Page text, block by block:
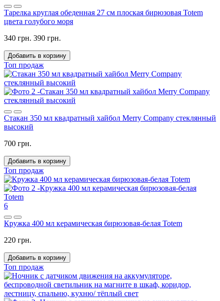
Тарелка круглая обеденная 27 см плоская бирюзовая Totem
цвета голубого моря
340 грн. 390 грн.
Добавить в корзину
Топ продаж
Стакан 350 мл квадратный хайбол Merry Company стеклянный
высокий
700 грн.
Добавить в корзину
Топ продаж
6
Кружка 400 мл керамическая бирюзовая-белая Totem
220 грн.
Добавить в корзину
Топ продаж